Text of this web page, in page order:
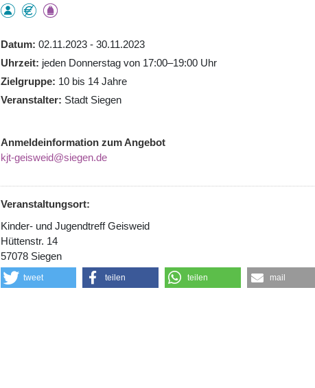
Datum 02.11.2023 - 30.11.2023
Uhrzeit
jeden Donnerstag von 17:00–19:00 Uhr
Zielgruppe
10 bis 14 Jahre
Veranstalter
Stadt Siegen
Anmeldeinformation zum Angebot
kjt-geisweid@siegen.de
Veranstaltungsort:
Kinder- und Jugendtreff Geisweid
Hüttenstr. 14
57078 Siegen
tweet teilen teilen mail